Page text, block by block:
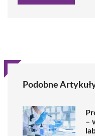
Podobne
–